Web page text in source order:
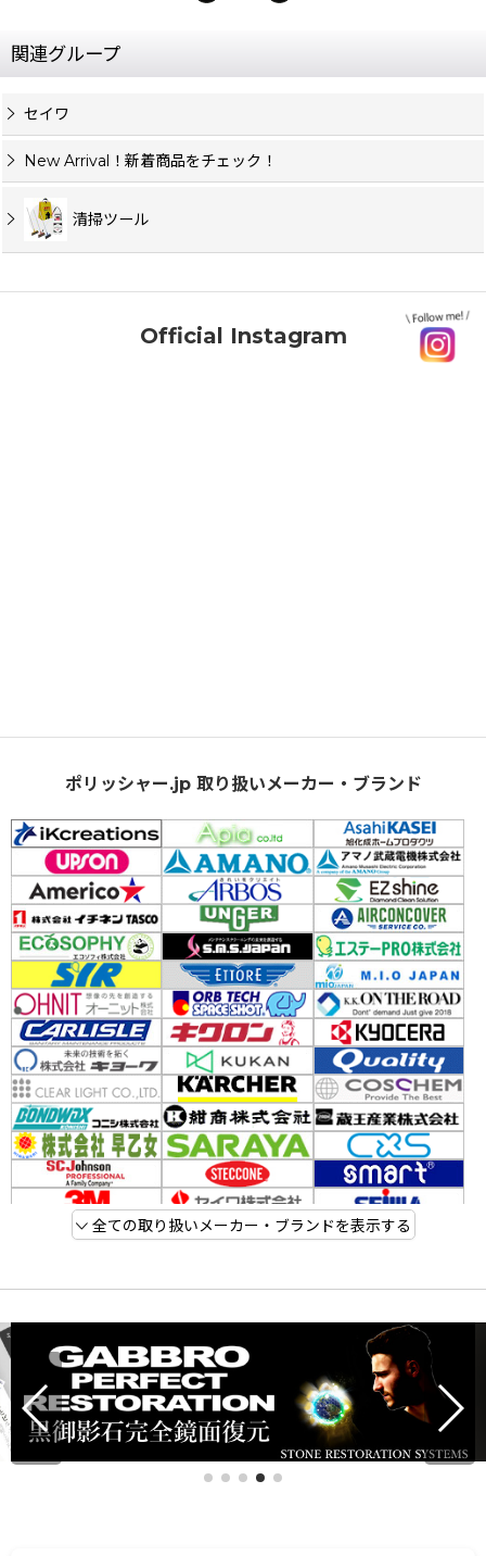
関連グループ
セイワ
New Arrival！新着商品をチェック！
清掃ツール
Official Instagram
ポリッシャー.jp 取り扱いメーカー・ブランド
全ての取り扱いメーカー・ブランドを表示する